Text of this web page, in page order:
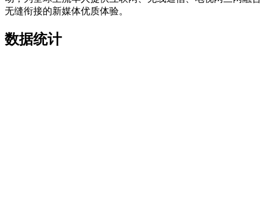
无缝衔接的新媒体优质体验。
数据统计